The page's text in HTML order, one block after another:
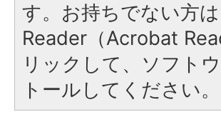
す。お持ちでない方
Reader（Acrobat
リックして、ソフト
トールしてください。